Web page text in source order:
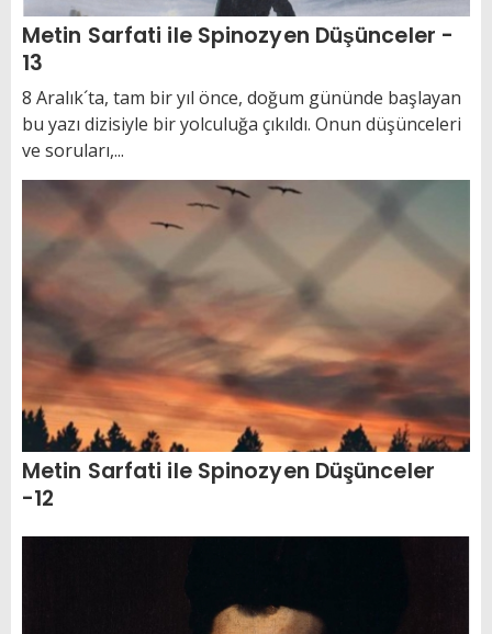
Metin Sarfati ile Spinozyen Düşünceler -
13
8 Aralık´ta, tam bir yıl önce, doğum gününde başlayan
bu yazı dizisiyle bir yolculuğa çıkıldı. Onun düşünceleri
ve soruları,...
Metin Sarfati ile Spinozyen Düşünceler
-12